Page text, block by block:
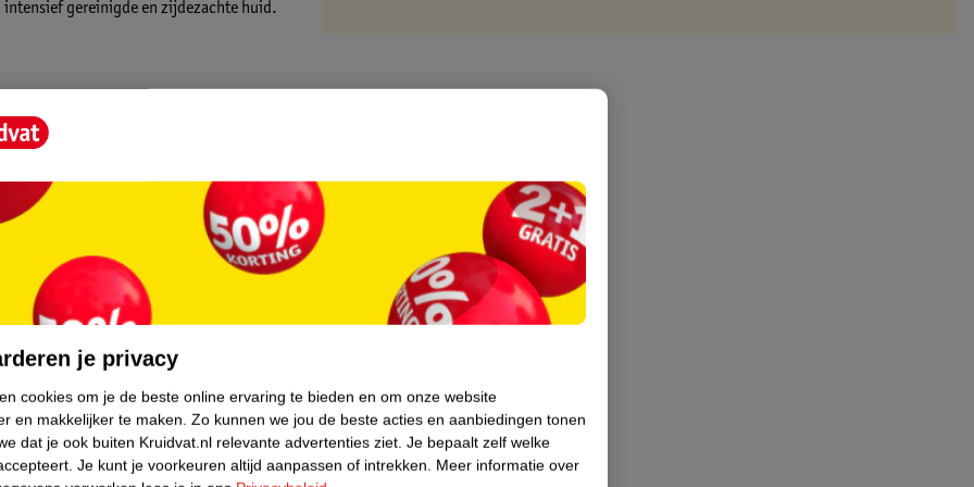
gereinigde en zijdezachte huid.
extra verzorging.
aan op je handpalm. Masseer de
Spoel grondig af met ruim water. Vermijd
je privacy
cookies om je de beste online ervaring te bieden en om onze website
en makkelijker te maken. Zo kunnen we jou de beste acties en aanbiedingen tonen
dat je ook buiten Kruidvat.nl relevante advertenties ziet. Je bepaalt zelf welke
Je kunt je voorkeuren altijd aanpassen of intrekken. Meer informatie over